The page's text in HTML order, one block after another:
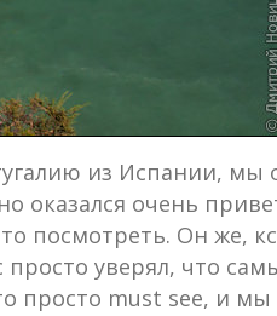
из Испании, мы
оказался очень
посмотреть. Он же,
просто уверял, что
просто must see, и